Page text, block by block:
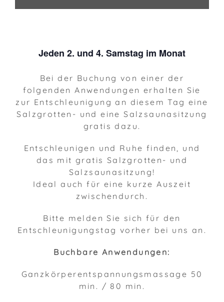
Jeden 2. und 4. Samstag im Monat
Bei der Buchung von einer der
folgenden Anwendungen erhalten Sie
zur Entschleunigung an diesem Tag eine
Salzgrotten- und eine Salzsaunasitzung
gratis dazu.
Entschleunigen und Ruhe finden, und
das mit gratis Salzgrotten- und
Salzsaunasitzung!
Ideal auch für eine kurze Auszeit
zwischendurch.
Bitte melden Sie sich für den
Entschleunigungstag vorher bei uns an.
Buchbare Anwendungen:
Ganzkörperentspannungsmassage 50
min. / 80 min.